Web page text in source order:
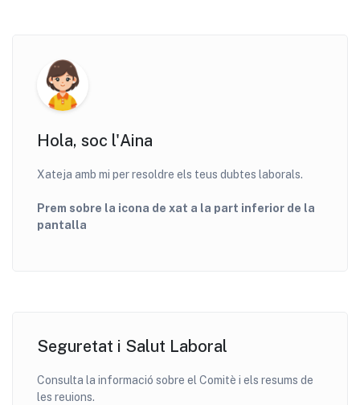
Hola, soc l'Aina
Xateja amb mi per resoldre els teus dubtes laborals.
Prem sobre la icona de xat a la part inferior de la
pantalla
Seguretat i Salut Laboral
Consulta la informació sobre el Comitè i els resums de
les reuions.